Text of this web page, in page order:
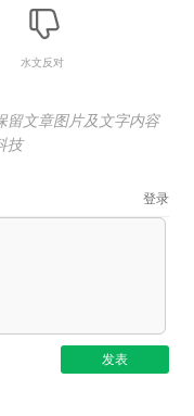
水文反对
留文章图片及文字内容
技
登录